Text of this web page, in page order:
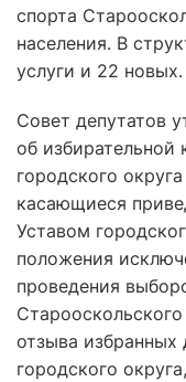
спорта
населения. В
услуги и 22 новых.
Совет депутатов
об избирательной
городского
касающиеся
Уставом
положения
проведения
отзыва избранных
городского